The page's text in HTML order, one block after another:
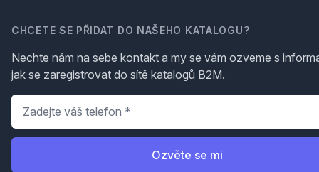
CHCETE SE PŘIDAT DO NAŠEHO KATALOGU?
Nechte nám na sebe kontakt a my se vám ozveme s
jak se zaregistrovat do sítě katalogů B2M.
Telefon
Ozvěte se mi